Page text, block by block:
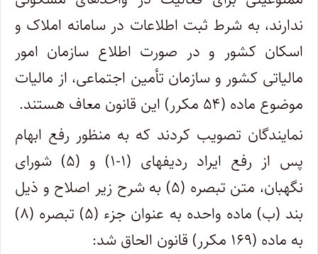
ندارند، به شرط ثبت اطلاعات در سامانه املاک و
اسکان کشور و در صورت اطلاع سازمان امور
مالیاتی کشور و سازمان تأمین اجتماعی، از مالیات
موضوع ماده (۵۴ مکرر) این قانون معاف هستند.
نمایندگان تصویب کردند که به منظور رفع ابهام
پس از رفع ایراد ردیف‏های (۱-۱) و (۵) شورای
نگهبان، متن تبصره (۵) به شرح زیر اصلاح و ذیل
بند (ب) ماده واحده به عنوان جزء (۵) تبصره (۸)
به ماده (۱۶۹ مکرر) قانون الحاق شد: